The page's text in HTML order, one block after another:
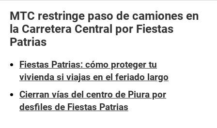
MTC restringe paso de camiones en
la Carretera Central por Fiestas
Patrias
Fiestas Patrias: cómo proteger tu
vivienda si viajas en el feriado largo
Cierran vías del centro de Piura por
desfiles de Fiestas Patrias